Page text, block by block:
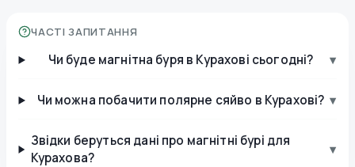
ЧАСТІ ЗАПИТАННЯ
Чи буде магнітна буря в Курахові сьогодні? ▾
Чи можна побачити полярне сяйво в Курахові? ▾
Звідки беруться дані про магнітні бурі для
Курахова?
▾